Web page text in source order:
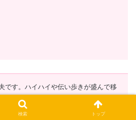
です。ハイハイや伝い歩きが盛んで移
のものに夢中な赤ちゃん、人との関わり
い関心がある赤ちゃんなど、タイプはさ
検索 トップ